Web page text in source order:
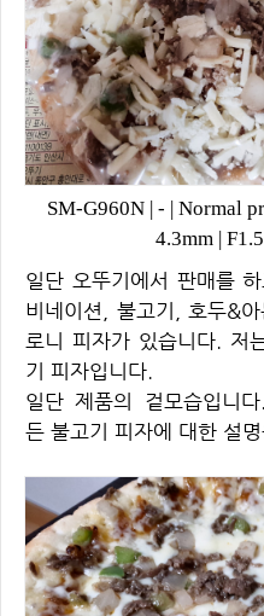
SM-G960N| - | Normal
4.3mm | F1.5
일단 오뚜기에서 판매를 하고 있는 냉동피자 종류는 콤
비네이션, 불고기, 호두&
로니 피자가 있습니다. 저
기 피자입니다.
일단 제품의 겉모습입니다. 일단 돌판 오븐에 구워 만
든 불고기 피자에 대한 설